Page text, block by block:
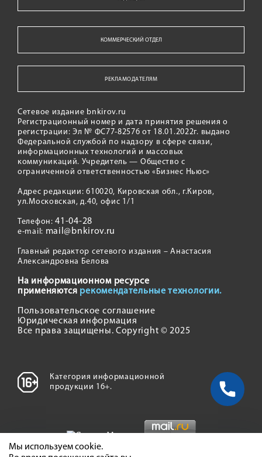
КОММЕРЧЕСКИЙ ОТДЕЛ
РЕКЛАМОДАТЕЛЯМ
Сетевое издание bnkirov.ru
Регистрационный номер и дата принятия решения о
регистрации: Эл № ФС77-82576 от 18.01.2022г. выдано
Федеральной службой по надзору в сфере связи,
информационных технологий и массовых
коммуникаций. Учредитель — Общество с
ограниченной ответственностью «Бизнес Ньюс»
Адрес редакции: 610020, Кировская обл., г.Киров,
ул.Московская, д.40, офис 1/1
Телефон:41-04-28
e-mail: mail@bnkirov.ru
Главный редактор сетевого издания – Анастасия
Александровна Белова
На информационном ресурсе
применяются рекомендательные технологии.
Пользовательское соглашение
Юридическая информация
Все права защищены. Copyright © 2025
Категория информационной
продукции 16+.
Мы используем cookie.